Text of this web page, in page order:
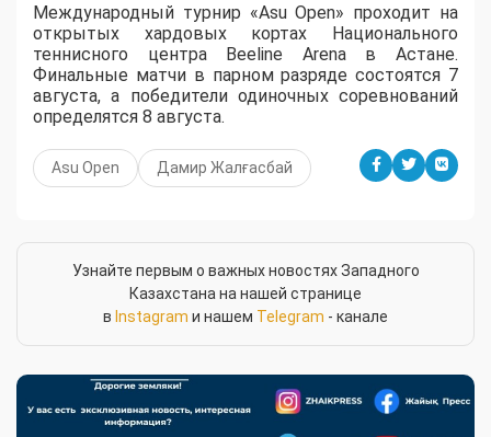
Международный турнир «Asu Open» проходит на
открытых хардовых кортах Национального
теннисного центра Beeline Arena в Астане.
Финальные матчи в парном разряде состоятся 7
августа, а победители одиночных соревнований
определятся 8 августа.
Asu Open Дамир Жалғасбай
Узнайте первым о важных новостях Западного
Казахстана на нашей странице
в Instagram и нашем Telegram - канале